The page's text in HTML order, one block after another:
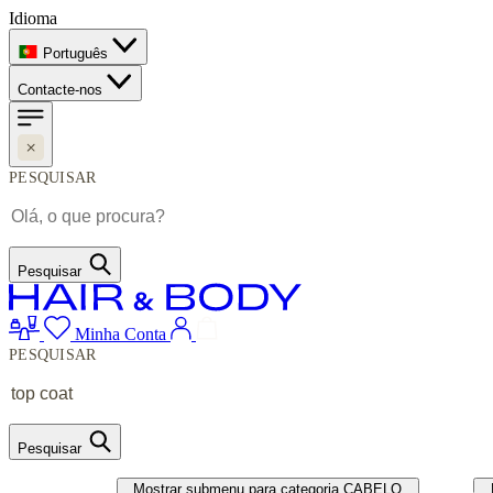
Idioma
Português
Contacte-nos
PESQUISAR
Pesquisar
Minha Conta
PESQUISAR
Pesquisar
Mostrar submenu para categoria CABELO UNHAS